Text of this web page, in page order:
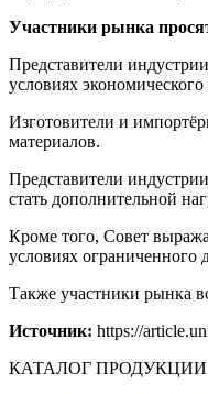
Участники рынка
Представители
условиях
Изготовители и
материалов.
Представители
стать дополнительной
Кроме того, Совет
условиях ограниченного
Также участники рынка
Источник: https://
КАТАЛОГ ПРОДУКЦИИ